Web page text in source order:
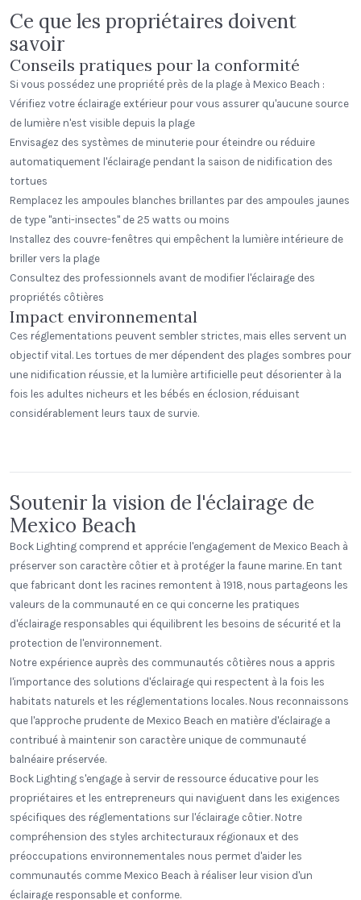
Ce que les propriétaires doivent
savoir
Conseils pratiques pour la conformité
Si vous possédez une propriété près de la plage à Mexico Beach :
Vérifiez votre éclairage extérieur pour vous assurer qu'aucune source
de lumière n'est visible depuis la plage
Envisagez des systèmes de minuterie pour éteindre ou réduire
automatiquement l'éclairage pendant la saison de nidification des
tortues
Remplacez les ampoules blanches brillantes par des ampoules jaunes
de type "anti-insectes" de 25 watts ou moins
Installez des couvre-fenêtres qui empêchent la lumière intérieure de
briller vers la plage
Consultez des professionnels avant de modifier l'éclairage des
propriétés côtières
Impact environnemental
Ces réglementations peuvent sembler strictes, mais elles servent un
objectif vital. Les tortues de mer dépendent des plages sombres pour
une nidification réussie, et la lumière artificielle peut désorienter à la
fois les adultes nicheurs et les bébés en éclosion, réduisant
considérablement leurs taux de survie.
Greenway Station
Panera Bread
Soutenir la vision de l'éclairage de
Mexico Beach
Bock Lighting comprend et apprécie l'engagement de Mexico Beach à
préserver son caractère côtier et à protéger la faune marine. En tant
que fabricant dont les racines remontent à 1918, nous partageons les
valeurs de la communauté en ce qui concerne les pratiques
d'éclairage responsables qui équilibrent les besoins de sécurité et la
protection de l'environnement.
Notre expérience auprès des communautés côtières nous a appris
l'importance des solutions d'éclairage qui respectent à la fois les
habitats naturels et les réglementations locales. Nous reconnaissons
que l'approche prudente de Mexico Beach en matière d'éclairage a
contribué à maintenir son caractère unique de communauté
balnéaire préservée.
Bock Lighting s'engage à servir de ressource éducative pour les
propriétaires et les entrepreneurs qui naviguent dans les exigences
spécifiques des réglementations sur l'éclairage côtier. Notre
compréhension des styles architecturaux régionaux et des
préoccupations environnementales nous permet d'aider les
communautés comme Mexico Beach à réaliser leur vision d'un
éclairage responsable et conforme.